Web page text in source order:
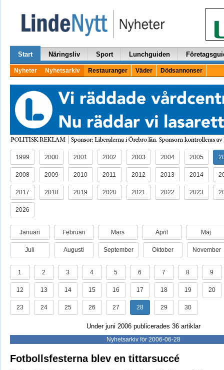
Start Näringsliv Sport Lunchguiden
Nyheter Nyhetsarkiv Restauranger Väder Dödsannonser
1999 2000 2001 2002 2003 2004 2005
2008 2009 2010 2011 2012 2013 2014
2017 2018 2019 2020 2021 2022 2023
2026
Januari Februari Mars April Maj
Juli Augusti September Oktober November
1 2 3 4 5 6 7 8 9
12 13 14 15 16 17 18 19 20
23 24 25 26 27 28 29 30
Under juni 2006 publicerades 36 artiklar
Nyhetsarkiv för 2006-06-28
Fotbollsfesterna blev en tittarsuccé